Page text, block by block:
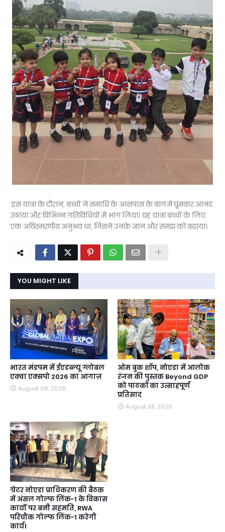
इस यात्रा के दौरान, बच्चों ने समाधि के आसपास के बाग़ में घूमकर आनंद
उठाया और विभिन्न गतिविधियों में भाग लिया। यह यात्रा बच्चों के लिए
एक अविस्मरणीय अनुभव था, जिसने उनके ज्ञान और समझ को बढ़ाया।
YOU MIGHT LIKE
भारत मंडपम में ईएडब्ल्यू ग्लोबल
एक्वा एक्सपो 2026 का आगाज़
August 06, 2026
ओम बुक शॉप, नोएडा में आलोक
रंजन की पुस्तक Beyond GDP
को पाठकों का उत्साहपूर्ण
प्रतिसाद
August 05, 2026
ग्रेटर नोएडा प्राधिकरण की बैठक
में अंसल गोल्फ लिंक-1 के विकास
कार्यों पर बनी सहमति, RWA
परिचौक गोल्फ लिंक-1 करेगी
कार्य।